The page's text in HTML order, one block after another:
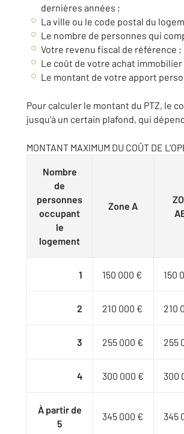
dernières années ;
La ville ou le code postal du
Le nombre de personnes qui
Votre revenu fiscal de référence ;
Le coût de votre achat immobilier
Le montant de votre apport
Pour calculer le montant du PTZ, le
jusqu'à un certain plafond, qui
MONTANT MAXIMUM DU COÛT DE
Nombre
de
personnes
occupant
le
logement
Zone A
1 150 000 € 150
2 210 000 € 210
3 255 000 € 255
4 300 000 € 300
À partir de
5
345 000 € 345